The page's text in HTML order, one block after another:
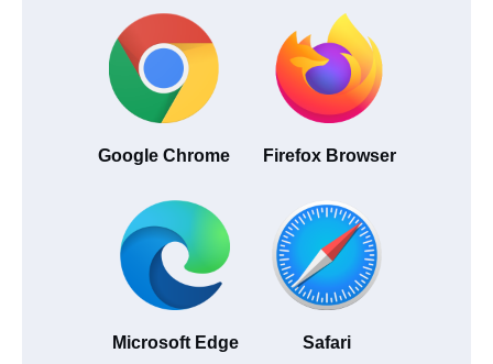
Google Chrome Firefox Browser
Microsoft Edge Safari